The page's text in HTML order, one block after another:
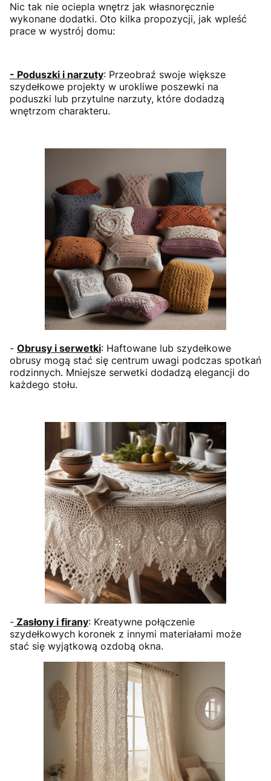
Nic tak nie ociepla wnętrz jak własnoręcznie
wykonane dodatki. Oto kilka propozycji, jak wpleść
prace w wystrój domu:
- Poduszki i narzuty: Przeobraź swoje większe
szydełkowe projekty w urokliwe poszewki na
poduszki lub przytulne narzuty, które dodadzą
wnętrzom charakteru.
- Obrusy i serwetki: Haftowane lub szydełkowe
obrusy mogą stać się centrum uwagi podczas spotkań
rodzinnych. Mniejsze serwetki dodadzą elegancji do
każdego stołu.
- Zasłony i firany: Kreatywne połączenie
szydełkowych koronek z innymi materiałami może
stać się wyjątkową ozdobą okna.